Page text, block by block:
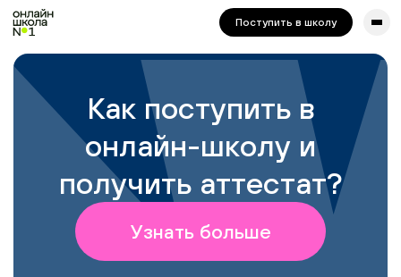
сайта. Для корректной работы попробуйте отключить VPN.
Поступить в школу
Как поступить в
онлайн-школу и
получить аттестат?
Узнать больше